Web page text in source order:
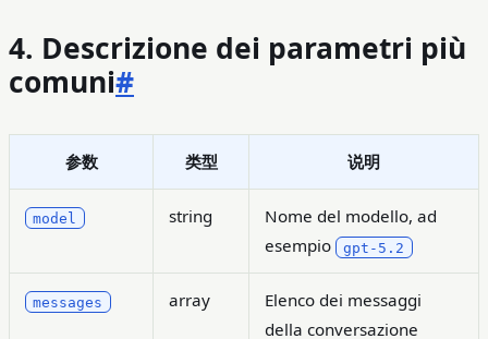
4. Descrizione dei parametri più
comuni#
参数 类型 说明
model string
Nome del modello, ad
esempio gpt-5.2
messages array
Elenco dei messaggi
della conversazione